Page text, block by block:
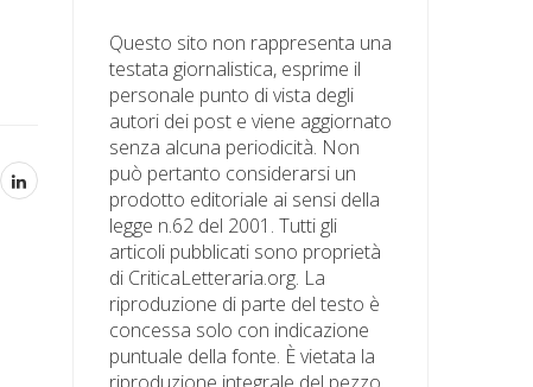
Questo sito non rappresenta una
testata giornalistica, esprime il
personale punto di vista degli
autori dei post e viene aggiornato
senza alcuna periodicità. Non
può pertanto considerarsi un
prodotto editoriale ai sensi della
legge n.62 del 2001. Tutti gli
articoli pubblicati sono proprietà
di CriticaLetteraria.org. La
riproduzione di parte del testo è
concessa solo con indicazione
puntuale della fonte. È vietata la
riproduzione integrale del pezzo.